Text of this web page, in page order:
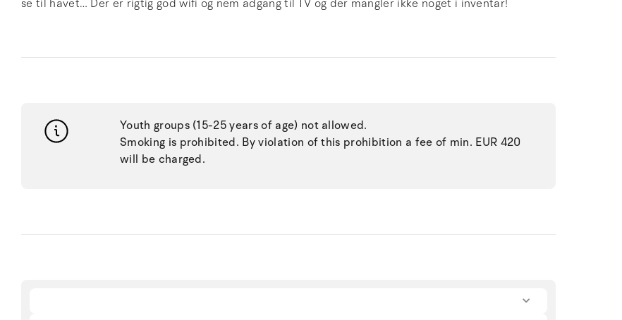
se til havet… Der er rigtig god wifi og nem adgang til TV og der mangler ikke noget i inventar!
Youth groups (15-25 years of age) not allowed.
Smoking is prohibited. By violation of this prohibition a fee of min. EUR 420
will be charged.